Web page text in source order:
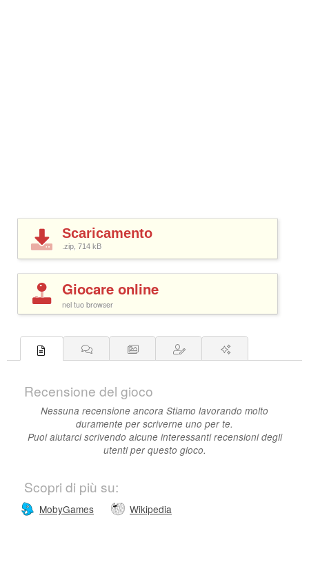
Scaricamento
.zip, 714 kB
Giocare online
nel tuo browser
Recensione del gioco
Nessuna recensione ancora Stiamo lavorando molto
duramente per scriverne uno per te.
Puoi aiutarci scrivendo alcune interessanti recensioni degli
utenti per questo gioco.
Scopri di più su:
MobyGames Wikipedia